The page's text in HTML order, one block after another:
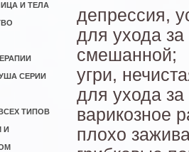
И ТЕЛА
СЕРИИ
ТИПОВ
И
депрессия,
для ухода
смешанной;
угри,
для ухода
варикозное
плохо